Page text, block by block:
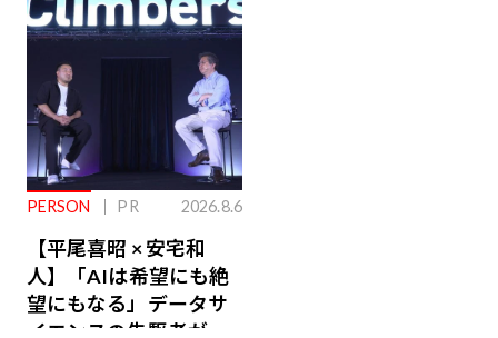
PERSON PR 2026.8.6
【平尾喜昭 × 安宅和
人】「AIは希望にも絶
望にもなる」データサ
イエンスの先駆者が語